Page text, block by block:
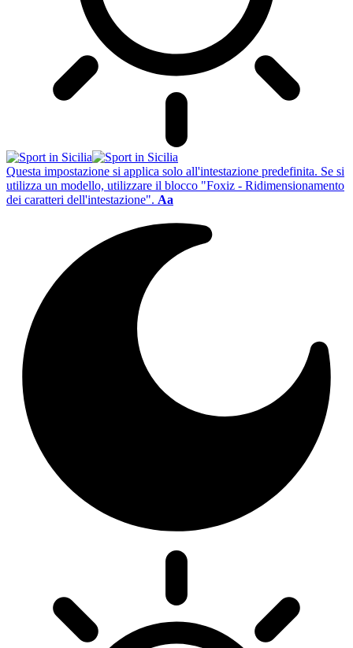
Questa impostazione si applica solo all'intestazione predefinita. Se si
utilizza un modello, utilizzare il blocco "Foxiz - Ridimensionamento
dei caratteri dell'intestazione". Aa